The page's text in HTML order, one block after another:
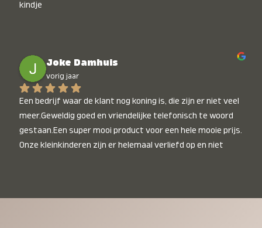
kindje
Joke Damhuis
vorig jaar
Een bedrijf waar de klant nog koning is, die zijn er niet veel
meer.Geweldig goed en vriendelijke telefonisch te woord
gestaan.Een super mooi product voor een hele mooie prijs.
Onze kleinkinderen zijn er helemaal verliefd op en niet